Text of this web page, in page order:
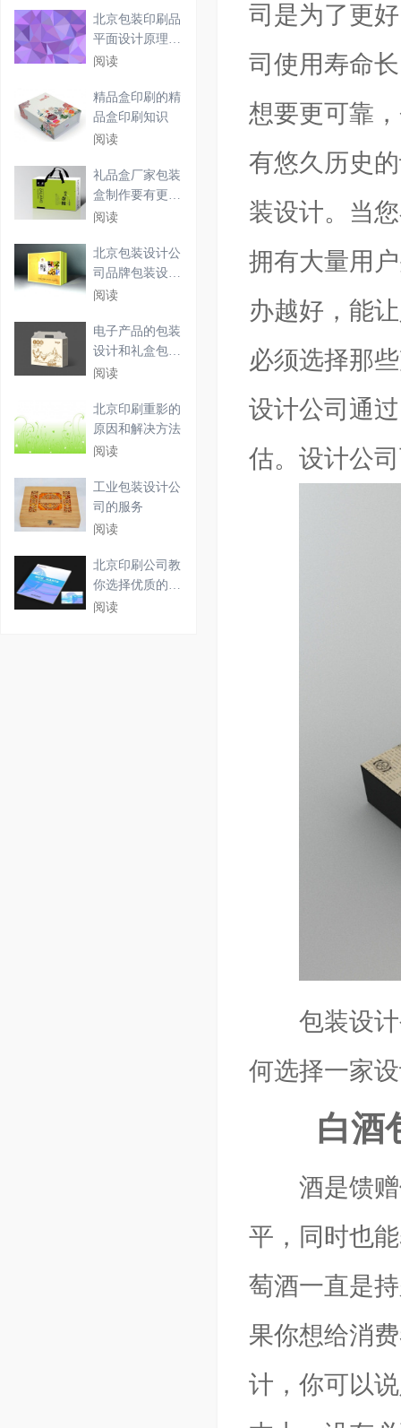
司是为了更
司使用寿命
想要更可靠
有悠久历史
装设计。当
拥有大量用
办越好，能
必须选择那
设计公司通
估。设计公
包装设计
何选择一家
白酒包
酒是馈赠
平，同时也
萄酒一直是
果你想给消
计，你可以
北京包装印刷品
平面设计原理及
要点
阅读
精品盒印刷的精
品盒印刷知识
阅读
礼品盒厂家包装
盒制作要有更多
的内
阅读
北京包装设计公
司品牌包装设计
该怎
阅读
电子产品的包装
设计和礼盒包装
设计
阅读
北京印刷重影的
原因和解决方法
阅读
工业包装设计公
司的服务
阅读
北京印刷公司教
你选择优质的台
历印
阅读